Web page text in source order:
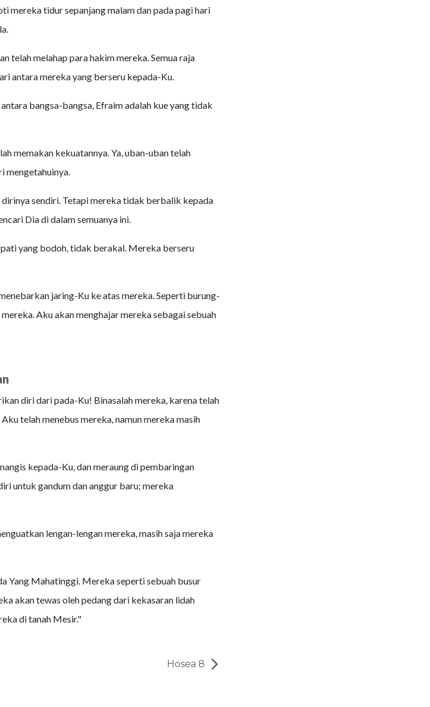
mereka tidur sepanjang malam dan pada pagi hari
telah melahap para hakim mereka. Semua raja
antara mereka yang berseru kepada-Ku.
bangsa-bangsa, Efraim adalah kue yang tidak
memakan kekuatannya. Ya, uban-uban telah
mengetahuinya.
sendiri. Tetapi mereka tidak berbalik kepada
Dia di dalam semuanya ini.
yang bodoh, tidak berakal. Mereka berseru
jaring-Ku ke atas mereka. Seperti burung-
Aku akan menghajar mereka sebagai sebuah
diri dari pada-Ku! Binasalah mereka, karena telah
telah menebus mereka, namun mereka masih
kepada-Ku, dan meraung di pembaringan
untuk gandum dan anggur baru; mereka
lengan-lengan mereka, masih saja mereka
Yang Mahatinggi. Mereka seperti sebuah busur
akan tewas oleh pedang dari kekasaran lidah
di tanah Mesir."
Hosea 8